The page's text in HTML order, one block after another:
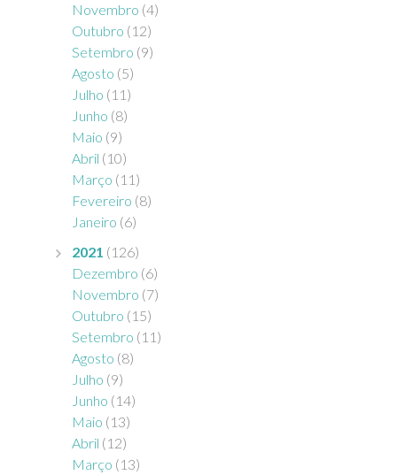
Novembro (4)
Outubro (12)
Setembro (9)
Agosto (5)
Julho (11)
Junho (8)
Maio (9)
Abril (10)
Março (11)
Fevereiro (8)
Janeiro (6)
2021 (126)
Dezembro (6)
Novembro (7)
Outubro (15)
Setembro (11)
Agosto (8)
Julho (9)
Junho (14)
Maio (13)
Abril (12)
Março (13)